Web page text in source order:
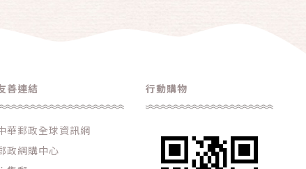
房用具
善連結
華郵政全球資訊網
政網購中心
行動購物